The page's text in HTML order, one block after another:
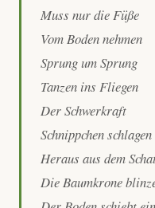
Muss nur die Füße
Vom Boden nehmen
Sprung um Sprung
Tanzen ins Fliegen
Der Schwerkraft
Schnippchen schlagen
Heraus aus dem
Die Baumkrone